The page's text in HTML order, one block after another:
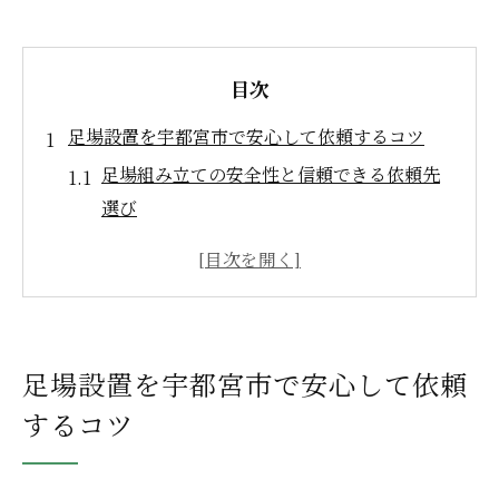
目次
足場設置を宇都宮市で安心して依頼するコツ
足場組み立ての安全性と信頼できる依頼先
選び
宇都宮市での足場設置依頼の流れと注意点
徴
足場組み立てを依頼する際の地元業者比較
足場設置を宇都宮市で安心して依頼
するコツ